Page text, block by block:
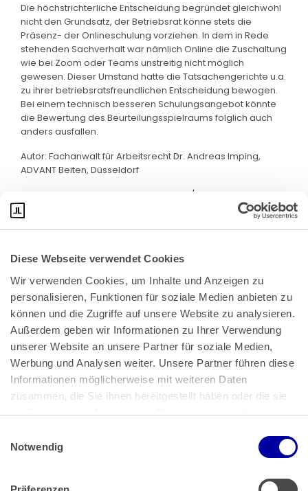
Diese Webseite verwendet Cookies
Wir verwenden Cookies, um Inhalte und Anzeigen zu
personalisieren, Funktionen für soziale Medien anbieten zu
können und die Zugriffe auf unsere Website zu analysieren.
Außerdem geben wir Informationen zu Ihrer Verwendung
unserer Website an unsere Partner für soziale Medien,
Werbung und Analysen weiter. Unsere Partner führen diese
Informationen möglicherweise mit weiteren Daten
zusammen, die Sie ihnen bereitgestellt haben oder die sie
im Rahmen Ihrer Nutzung der Dienste gesammelt haben.
Impressum
Notwendig
Die höchstrichterliche Entscheidung begründet gleichwohl
nicht den Grundsatz, der Betriebsrat könne stets die
Präsenz- der Onlineschulung vorziehen. In dem in Rede
stehenden Sachverhalt war nämlich Online die Zuschaltung
wie bei Zoom oder Teams unstreitig nicht möglich
gewesen. Dieser Umstand hatte die Tatsachengerichte u.a.
zu ihrer betriebsratsfreundlichen Entscheidung bewogen.
Bei einem technisch besseren Schulungsangebot könnte
die Bewertung des Beurteilungsspielraums folglich auch
anders ausfallen.
Autor: Fachanwalt für Arbeitsrecht Dr. Andreas Imping,
ADVANT Beiten, Düsseldorf
Quelle: Pressemitteilung des BAG Nr. 5/24 v. 7.2.2024
Bundeskanzlerplatz 2
53113 Bonn
Pressemitteilungen|AGB
Impressum|Datenschutz